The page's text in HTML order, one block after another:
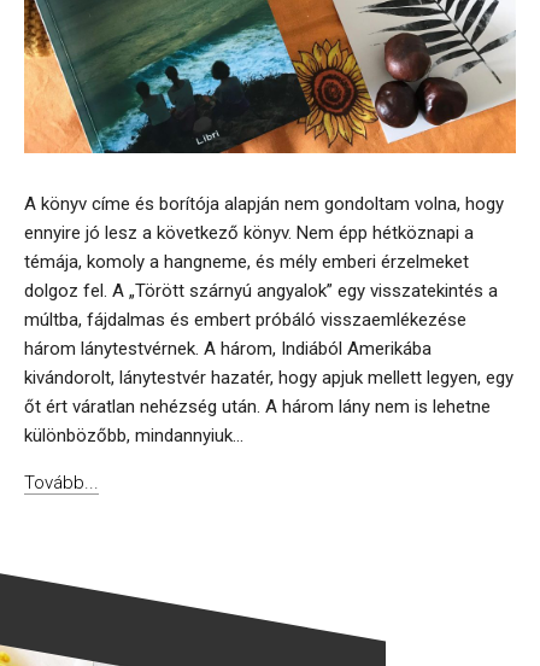
A könyv címe és borítója alapján nem gondoltam volna, hogy
ennyire jó lesz a következő könyv. Nem épp hétköznapi a
témája, komoly a hangneme, és mély emberi érzelmeket
dolgoz fel. A „Törött szárnyú angyalok” egy visszatekintés a
múltba, fájdalmas és embert próbáló visszaemlékezése
három lánytestvérnek. A három, Indiából Amerikába
kivándorolt, lánytestvér hazatér, hogy apjuk mellett legyen, egy
őt ért váratlan nehézség után. A három lány nem is lehetne
különbözőbb, mindannyiuk...
Tovább...